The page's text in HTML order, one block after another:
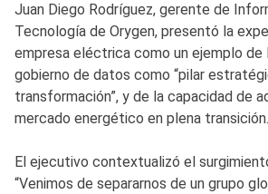
Juan Diego Rodríguez, gerente de
Tecnología de Orygen, presentó la
empresa eléctrica como un ejemplo de
gobierno de datos como “pilar
transformación”, y de la capacidad de
mercado energético en plena transición.
El ejecutivo contextualizó el
“Venimos de separarnos de un grupo